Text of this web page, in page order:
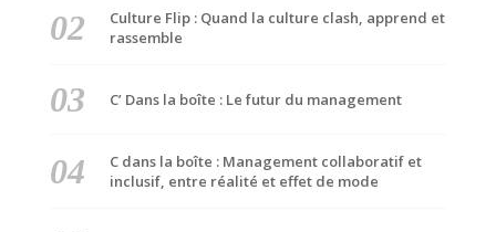
Culture Flip : Quand la culture clash, apprend et
rassemble
C’ Dans la boîte : Le futur du management
C dans la boîte : Management collaboratif et
inclusif, entre réalité et effet de mode